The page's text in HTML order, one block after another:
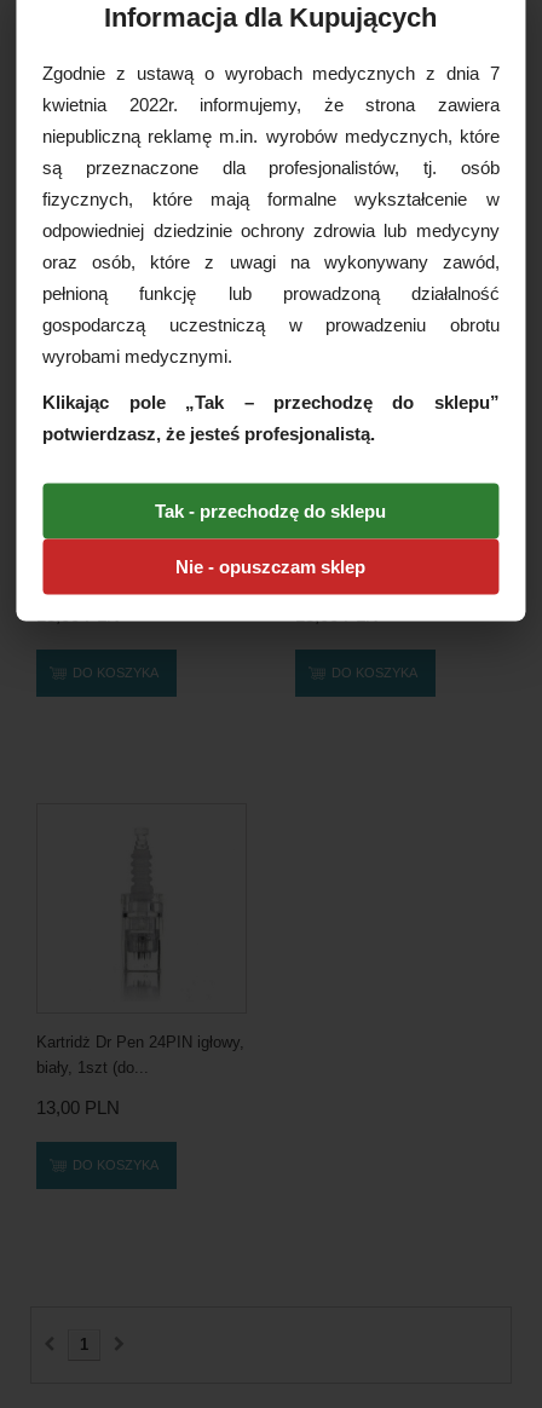
1szt (do Pena model:...
DO KOSZYKA
1szt (do Pena model:...
DO KOSZYKA
niebieski, 1szt (do...
DO KOSZYKA
biały, 1szt (do...
DO KOSZYKA
Kartridż Dr Pen 24PIN igłowy,
biały, 1szt (do...
13,00 PLN
DO KOSZYKA
1
Informacja dla Kupujących
Zgodnie z ustawą o wyrobach medycznych z dnia 7
kwietnia 2022r. informujemy, że strona zawiera
niepubliczną reklamę m.in. wyrobów medycznych, które
są przeznaczone dla profesjonalistów, tj. osób
fizycznych, które mają formalne wykształcenie w
odpowiedniej dziedzinie ochrony zdrowia lub medycyny
oraz osób, które z uwagi na wykonywany zawód,
pełnioną funkcję lub prowadzoną działalność
gospodarczą uczestniczą w prowadzeniu obrotu
wyrobami medycznymi.
Klikając pole „Tak – przechodzę do sklepu”
potwierdzasz, że jesteś profesjonalistą.
Tak - przechodzę do sklepu
Nie - opuszczam sklep